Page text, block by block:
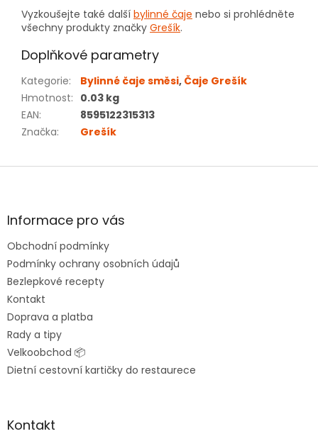
Vyzkoušejte také další bylinné čaje nebo si prohlédněte
všechny produkty značky Grešík.
Doplňkové parametry
Kategorie: Bylinné čaje směsi, Čaje Grešík
Hmotnost: 0.03 kg
EAN:
8595122315313
Značka: Grešík
Z
aInformace pro vás
Obchodní podmínky
Podmínky ochrany osobních údajů
Bezlepkové recepty
Kontakt
Doprava a platba
Rady a tipy
Velkoobchod 📦
Dietní cestovní kartičky do restaurece
Kontakt